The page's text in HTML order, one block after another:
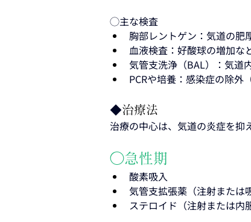
◯主な検査
胸部レントゲン：気道の肥
血液検査：好酸球の増加
気管支洗浄（BAL）：気道
PCRや培養：感染症の除外
◆治療法
治療の中心は、気道の炎症を抑
◯急性期
酸素吸入
気管支拡張薬（注射または
ステロイド（注射または内